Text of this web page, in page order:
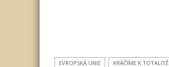
EVROPSKÁ UNIE KRÁČÍME K TOTALITĚ